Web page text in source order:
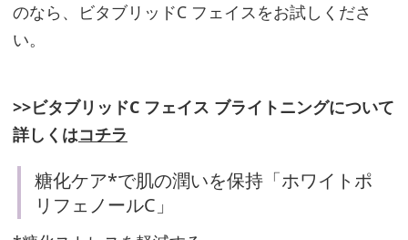
対
策
一
年
のなら、ビタブリッドC フェイスをお試しくださ
い。
>>ビタブリッドC フェイス ブライトニングについて
詳しくはコチラ
糖化ケア*で肌の潤いを保持「ホワイトポ
リフェノールC」